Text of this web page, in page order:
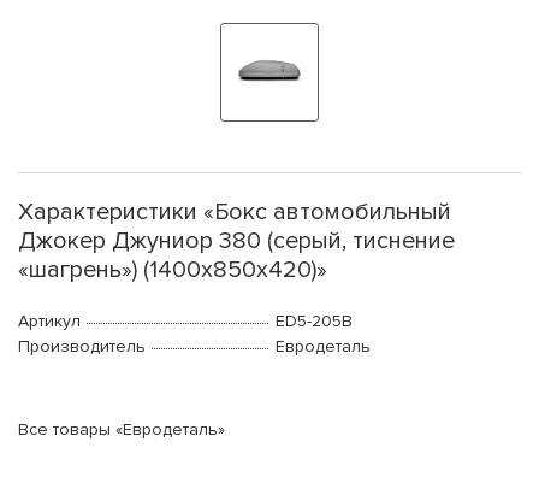
Характеристики «Бокс автомобильный
Джокер Джуниор 380 (серый, тиснение
«шагрень») (1400х850х420)»
Артикул
ED5-205B
Производитель
Евродеталь
Все товары «Евродеталь»